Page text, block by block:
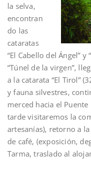
la selva,
encontran
do las
cataratas
“El Cabello del Ángel”
“Túnel de la virgen”,
a la catarata “El Tirol”
y fauna silvestres,
merced hacia el
tarde visitaremos la
artesanías), retorno a
de café, (exposición,
Tarma, traslado al